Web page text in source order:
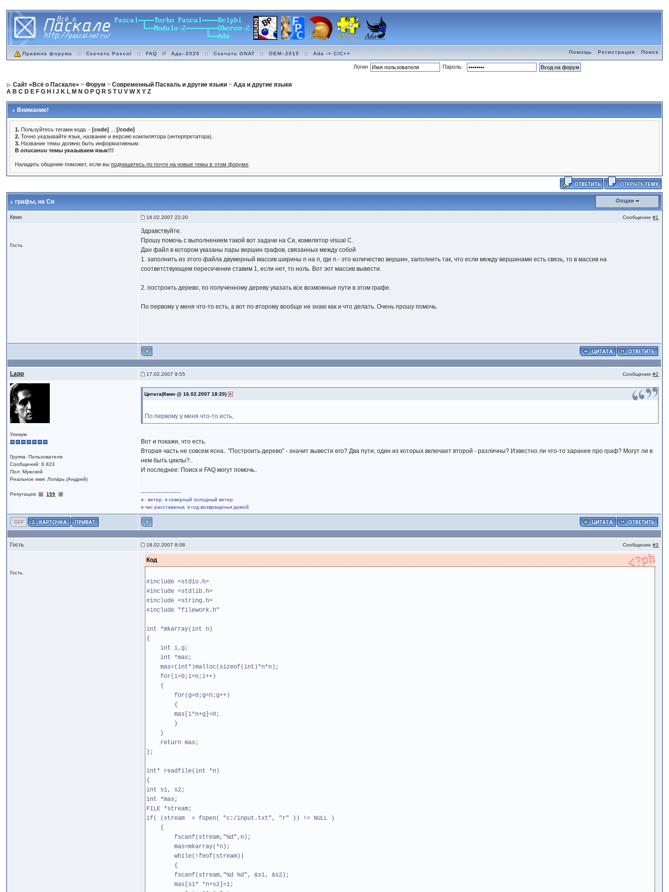
Правила форума :: Скачать Pascal :: FAQ // Ада–2020 :: Скачать GNAT :: OEM–2015 :: Ada -> C/C++ Помощь Регистрация Поиск
Логин Пароль:
Сайт «Всё о Паскале» >Форум >Современный Паскаль и другие языки >Ада и другие языки
A B C D E F G H J K L M N O P Q R S T U V W X Y Z
Внимание!
1. Пользуйтесь тегами кода. -[code] ...[/code]
2. Точно указывайте язык, название и версию компилятора (интерпретатора).
3. Название темы должно быть информативным.
Вописании темы указываем язык!!!
Наладить общение поможет, если выподпишитесь по почте на новые темы в этом форуме
графы, на Си Опции
Квин 16.02.2007 22:20 Сообщение#1
Гость
Здравствуйте.
Прошу помочь с выполнением такой вот задачи на Си, комилятор visual C.
Дан файл в котором указаны пары вершин графов, связанных между собой
1. заполнить из этого файла двумерный массив ширины n на n, где n - это количество вершин, заполнить так, что если между вершинами есть связь, то в массив на
соответствующем пересечении ставим 1, если нет, то ноль. Вот эот массив вывести.
2. построить дерево, по полученному дереву указать все возможные пути в этом графе.
По первому у меня что-то есть, а вот по второму вообще не знаю как и что делать. Очень прошу помочь.
Lapp 17.02.2007 9:55 Сообщение#2
Уникум
Группа: Пользователи
Сообщений: 6 823
Пол: Мужской
Реальное имя: Лопáрь (Андрей)
Репутация: 159
Цитата(Квин @ 16.02.2007 18:20)
По первому у меня что-то есть,
Вот и покажи, что есть.
Вторая часть не совсем ясна.. "Построить дерево" - значит вывести его? Два пути, один из которых включает второй - различны? Известно ли что-то заранее про граф? Могут ли в
нем быть циклы?..
И последнее: Поиск и FAQ могут помочь..
--------------------
я - ветер, я северный холодный ветер
я час расставанья, я год возвращенья домой
Гость 18.02.2007 8:08 Сообщение#3
Гость
Код
#include <stdio.h>
#include <stdlib.h>
#include <string.h>
#include "filework.h"
int *mkarray(int n)
{
int i,g;
int *mas;
mas=(int*)malloc(sizeof(int)*n*n);
for(i=0;i<n;i++)
{
for(g=0;g<n;g++)
{
mas[i*n+g]=0;
}
}
return mas;
};
int* readfile(int *n)
{
int s1, s2;
int *mas;
FILE *stream;
if( (stream = fopen( "c:/input.txt", "r" )) != NULL )
{
fscanf(stream,"%d",n);
mas=mkarray(*n);
while(!feof(stream))
{
fscanf(stream,"%d %d", &s1, &s2);
mas[s1* *n+s2]=1;